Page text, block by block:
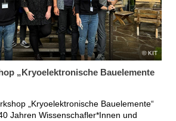
KIT
„Kryoelektronische Bauelemente
„Kryoelektronische Bauelemente“
Jahren Wissenschafler*Innen und